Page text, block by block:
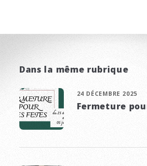
Dans la même rubrique
24 DÉCEMBRE 2025
Fermeture